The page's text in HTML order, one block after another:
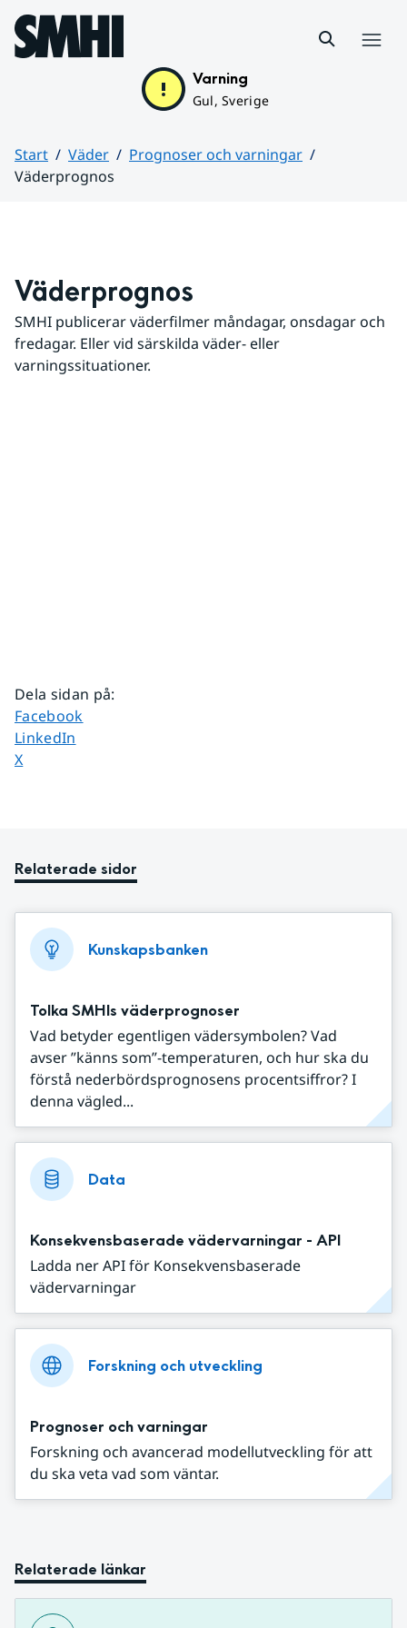
Hoppa till sidans innehåll
Varning
Gul, Sverige
Start Väder
Prognoser och varningar
Väderprognos
Väderprognos
SMHI publicerar väderfilmer måndagar, onsdagar och
fredagar. Eller vid särskilda väder- eller
varningssituationer.
Dela sidan på:
Dela sidan på
Facebook
Dela sidan på
LinkedIn
Dela sidan på
X
Relaterade sidor
Kunskapsbanken
Tolka SMHIs väderprognoser
Vad betyder egentligen vädersymbolen? Vad
avser ”känns som”-temperaturen, och hur ska du
förstå nederbördsprognosens procentsiffror? I
denna vägled...
Data
Konsekvensbaserade vädervarningar - API
Ladda ner API för Konsekvensbaserade
vädervarningar
Forskning och utveckling
Prognoser och varningar
Forskning och avancerad modellutveckling för att
du ska veta vad som väntar.
Relaterade länkar